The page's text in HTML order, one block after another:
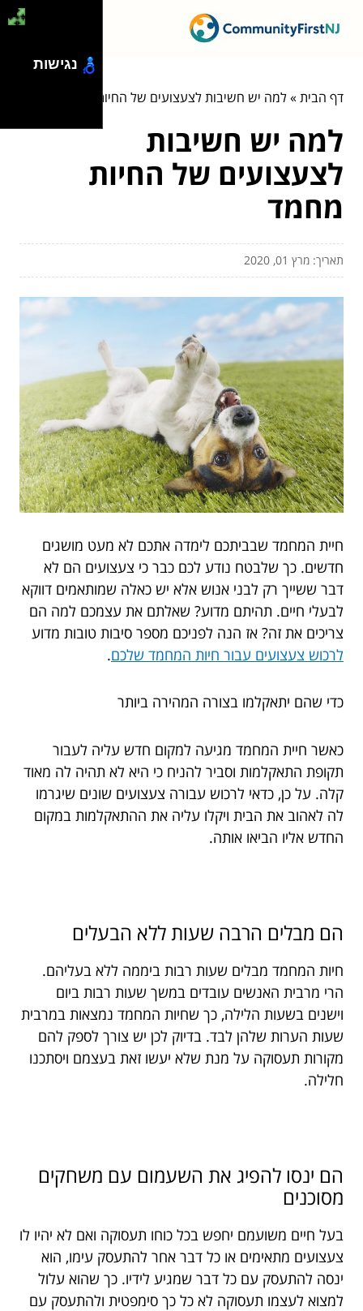
דף הבית»למה יש חשיבות לצעצועים של החיות מחמד
למה יש חשיבות
לצעצועים של החיות
מחמד
תאריך: מרץ 01, 2020
חיית המחמד שבביתכם לימדה אתכם לא מעט מושגים
חדשים. כך שלבטח נודע לכם כבר כי צעצועים הם לא
דבר ששייך רק לבני אנוש אלא יש כאלה שמותאמים דווקא
לבעלי חיים. תהיתם מדוע? שאלתם את עצמכם למה הם
צריכים את זה? אז הנה לפניכם מספר סיבות טובות מדוע
לרכוש צעצועים עבור חיות המחמד שלכם.
כדי שהם יתאקלמו בצורה המהירה ביותר
כאשר חיית המחמד מגיעה למקום חדש עליה לעבור
תקופת התאקלמות וסביר להניח כי היא לא תהיה לה מאוד
קלה. על כן, כדאי לרכוש עבורה צעצועים שונים שיגרמו
לה לאהוב את הבית ויקלו עליה את ההתאקלמות במקום
החדש אליו הביאו אותה.
הם מבלים הרבה שעות ללא הבעלים
חיות המחמד מבלים שעות רבות ביממה ללא בעליהם.
הרי מרבית האנשים עובדים במשך שעות רבות ביום
וישנים בשעות הלילה, כך שחיות המחמד נמצאות במרבית
שעות הערות שלהן לבד. בדיוק לכן יש צורך לספק להם
מקורות תעסוקה על מנת שלא יעשו זאת בעצמם ויסתכנו
חלילה.
הם ינסו להפיג את השעמום עם משחקים
מסוכנים
בעל חיים משועמם יחפש בכל כוחו תעסוקה ואם לא יהיו לו
צעצועים מתאימים או כל דבר אחר להתעסק עימו, הוא
ינסה להתעסק עם כל דבר שמגיע לידיו. כך שהוא עלול
למצוא לעצמו תעסוקה לא כל כך סימפטית ולהתעסק עם
נגישות